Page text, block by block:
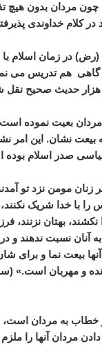
چون مردان بدون هیچ
در کلام خداوندی
(رض)در زمان اسلام با
گاهی هم تدریس می
هزار حدیث صحیح نقل
مردان بعیت نموده است
بیعت نشان. این امر
صدر اسلام بوده
زنان مومن نزد تو
را با خدا شریک نکنند،
نکشند، بهتان نزنند،
به آنان نسبت ندهند و در
آنها بیعت نما و برای
و مهربان است.» (
خطاب به مردان است،
دادن مردان آنها را ملزم